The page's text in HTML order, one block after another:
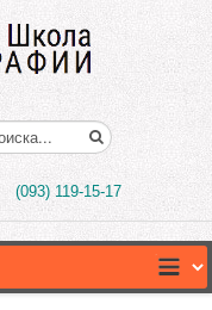
(093) 119-15-17